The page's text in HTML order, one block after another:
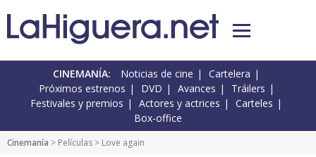
CINEMANÍA: Noticias de cine
Cartelera
Próximos estrenos
DVD Avances
Tráilers
Festivales y premios
Actores y actrices
Carteles
Box-office
Cinemanía > Películas > Love again